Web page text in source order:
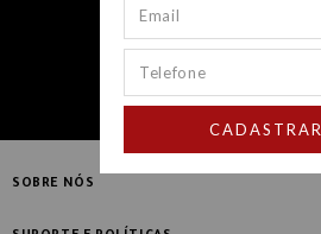
CADASTRAR
SOBRE NÓS
Quem Somos
CADASTRAR